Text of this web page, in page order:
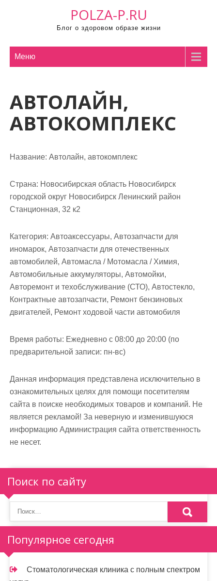
POLZA-P.RU
Блог о здоровом образе жизни
Меню
АВТОЛАЙН,
АВТОКОМПЛЕКС
Название: Автолайн, автокомплекс
Страна: Новосибирская область Новосибирск
городской округ Новосибирск Ленинский район
Станционная, 32 к2
Категория: Автоаксессуары, Автозапчасти для
иномарок, Автозапчасти для отечественных
автомобилей, Автомасла / Мотомасла / Химия,
Автомобильные аккумуляторы, Автомойки,
Авторемонт и техобслуживание (СТО), Автостекло,
Контрактные автозапчасти, Ремонт бензиновых
двигателей, Ремонт ходовой части автомобиля
Время работы: Ежедневно с 08:00 до 20:00 (по
предварительной записи: пн-вс)
Данная информация представлена исключительно в
ознакомительных целях для помощи посетителям
сайта в поиске необходимых товаров и компаний. Не
является рекламой! За неверную и изменившуюся
информацию Администрация сайта ответственность
не несет.
Поиск по сайту
Популярное сегодня
Стоматологическая клиника с полным спектром